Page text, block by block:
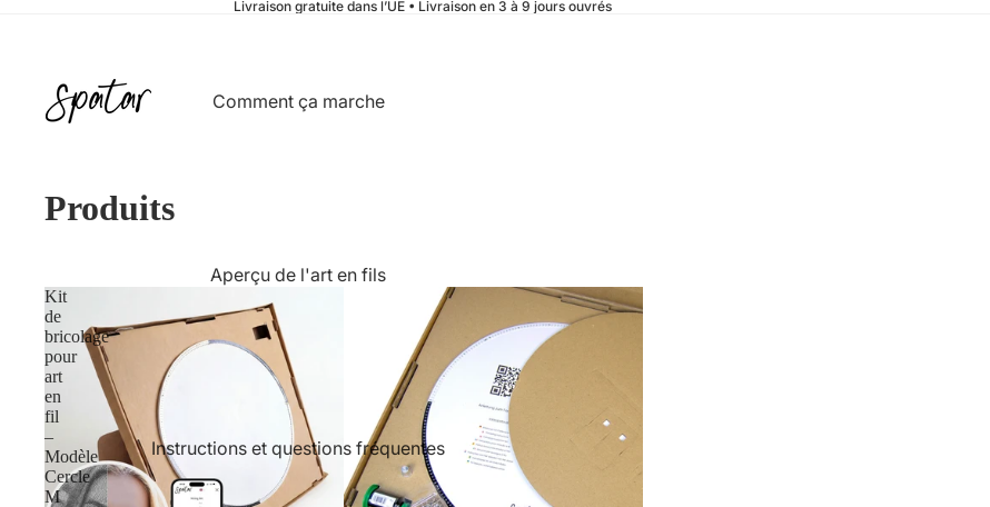
Livraison gratuite dans l’UE • Livraison en 3 à 9 jours ouvrés
Comment ça marche
Aperçu de l'art en fils
Instructions et questions fréquentes
Produits
Kit
de
bricolage
pour
art
en
fil
–
Modèle
Cercle
M